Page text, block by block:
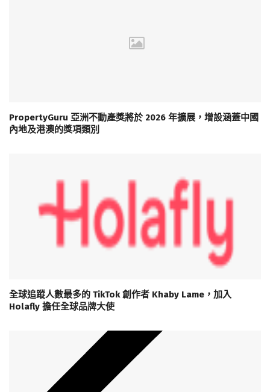
PropertyGuru 亞洲不動產獎將於 2026 年擴展，增設涵蓋中國
內地及港澳的獎項類別
全球追蹤人數最多的 TikTok 創作者 Khaby Lame，加入
Holafly 擔任全球品牌大使